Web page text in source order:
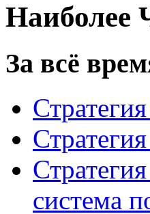
Наиболее
За всё
система